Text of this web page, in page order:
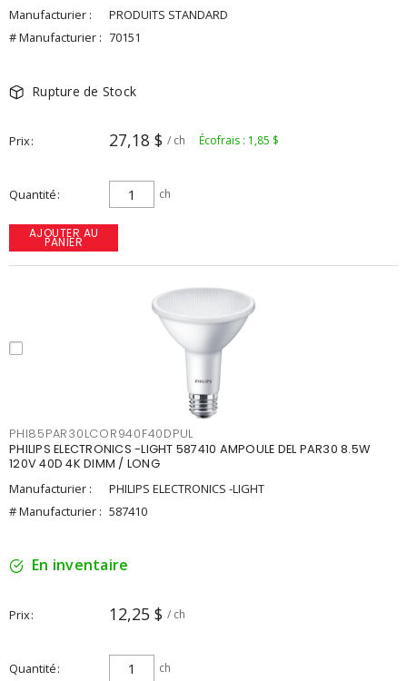
Manufacturier :
PRODUITS STANDARD
# Manufacturier : 70151
Rupture de Stock
Prix 27,18 $ / ch Écofrais : 1,85 $
Quantité ch
AJOUTER AU
PANIER
PHI85PAR30LCOR940F40DPUL
PHILIPS ELECTRONICS -LIGHT 587410 AMPOULE DEL PAR30 8.5W
120V 40D 4K DIMM / LONG
Manufacturier :
PHILIPS ELECTRONICS -LIGHT
# Manufacturier : 587410
En inventaire
Prix 12,25 $ / ch
Quantité ch